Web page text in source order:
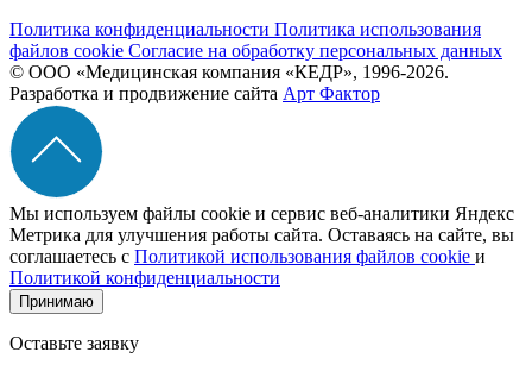
Политика конфиденциальности Политика использования
файлов cookie Согласие на обработку персональных данных
© ООО «Медицинская компания «КЕДР», 1996-2026.
Разработка и продвижение сайта Арт Фактор
Мы используем файлы cookie и сервис веб-аналитики Яндекс
Метрика для улучшения работы сайта. Оставаясь на сайте, вы
соглашаетесь с Политикой использования файлов cookie и
Политикой конфиденциальности
Принимаю
Оставьте заявку